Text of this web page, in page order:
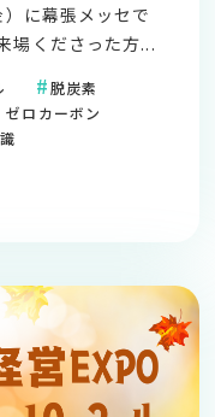
に幕張メッセで
場くださった方...
脱炭素
ゼロカーボン